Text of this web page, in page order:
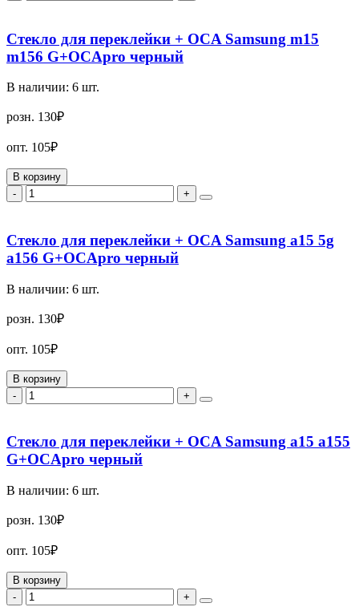
Стекло для переклейки + OCA Samsung m15
m156 G+OCApro черный
В наличии: 6 шт.
розн. 130₽
опт. 105₽
В корзину
-
+
Стекло для переклейки + OCA Samsung a15 5g
a156 G+OCApro черный
В наличии: 6 шт.
розн. 130₽
опт. 105₽
В корзину
-
+
Стекло для переклейки + OCA Samsung a15 a155
G+OCApro черный
В наличии: 6 шт.
розн. 130₽
опт. 105₽
В корзину
-
+